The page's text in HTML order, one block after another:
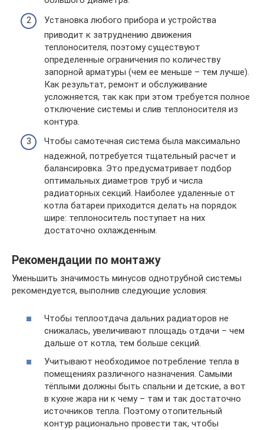
Установка любого прибора и устройства
приводит к затруднению движения
теплоносителя, поэтому существуют
определенные ограничения по количеству
запорной арматуры (чем ее меньше – тем лучше).
Как результат, ремонт и обслуживание
усложняется, так как при этом требуется полное
отключение системы и слив теплоносителя из
контура.
Чтобы самотечная система была максимально
надежной, потребуется тщательный расчет и
балансировка. Это предусматривает подбор
оптимальных диаметров труб и числа
радиаторных секций. Наиболее удаленные от
котла батареи приходится делать на порядок
шире: теплоноситель поступает на них
достаточно охлажденным.
Рекомендации по монтажу
Уменьшить значимость минусов однотрубной системы
рекомендуется, выполнив следующие условия:
Чтобы теплоотдача дальних радиаторов не
снижалась, увеличивают площадь отдачи – чем
дальше от котла, тем больше секций.
Учитывают необходимое потребление тепла в
помещениях различного назначения. Самыми
тёплыми должны быть спальни и детские, а вот
в кухне жара ни к чему – там и так достаточно
источников тепла. Поэтому отопительный
контур рационально провести так, чтобы